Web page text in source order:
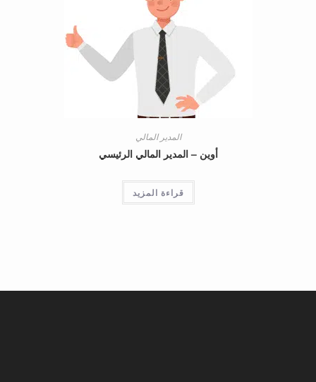
المدير المالي
أوين – المدير المالي الرئيسي
قراءة المزيد